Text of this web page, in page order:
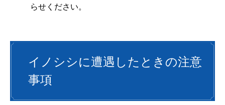
らせください。
イノシシに遭遇したときの注意
事項